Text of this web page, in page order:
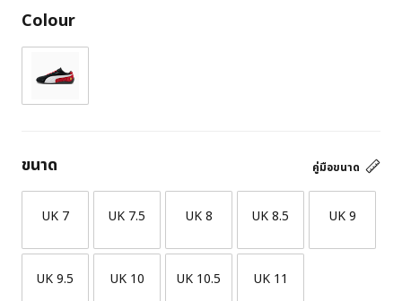
Colour
คู่มือขนาด
ขนาด
UK 7 UK 7.5 UK 8 UK 8.5 UK 9
UK 9.5 UK 10 UK 10.5 UK 11